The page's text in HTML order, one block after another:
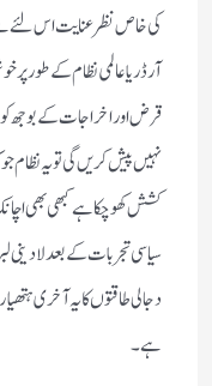
کی خاص نظر عنایت اس لئے ہے
آرڈر یا عالمی نظام کے طور پر
قرض اور اخراجات کے بوجھ
نہیں پیش کریں گی تو یہ نظام
کشش کھو چکا ہے کبھی بھی
سیاسی تجربات کے بعد لادینی
دجالی طاقتوں کا یہ آخری
ہے ۔